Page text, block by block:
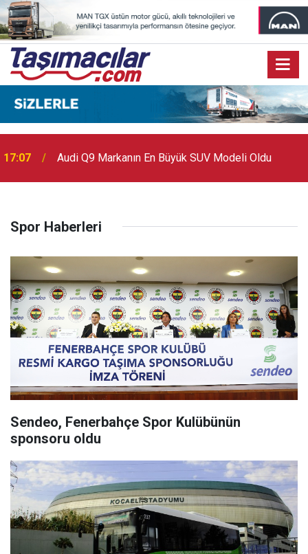
17:07 Audi Q9 Markanın En Büyük SUV Modeli Oldu
Spor Haberleri
Sendeo, Fenerbahçe Spor Kulübünün
sponsoru oldu